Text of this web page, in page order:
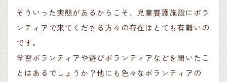
そういった実態があるからこそ、児童養護施設にボラ
ンティアで来てくださる方々の存在はとても有難いの
です。
学習ボランティアや遊びボランティアなどを聞いたこ
とはあるでしょうか？他にも色々なボランティアの